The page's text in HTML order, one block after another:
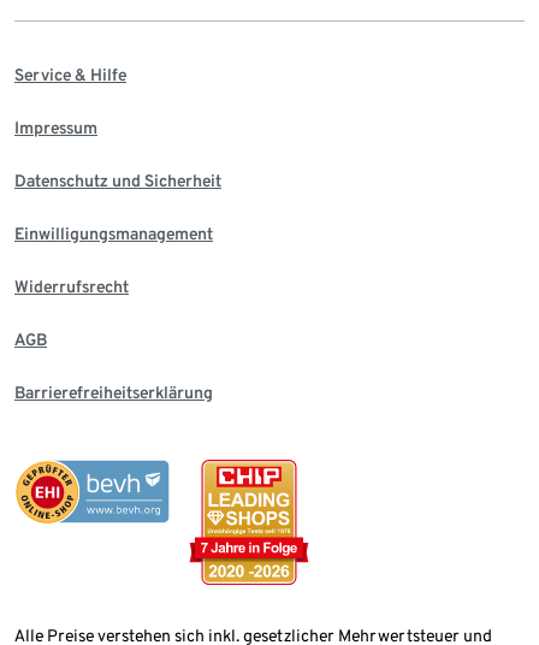
Service & Hilfe
Impressum
Datenschutz und Sicherheit
Einwilligungsmanagement
Widerrufsrecht
AGB
Barrierefreiheitserklärung
Alle Preise verstehen sich inkl. gesetzlicher Mehrwertsteuer und